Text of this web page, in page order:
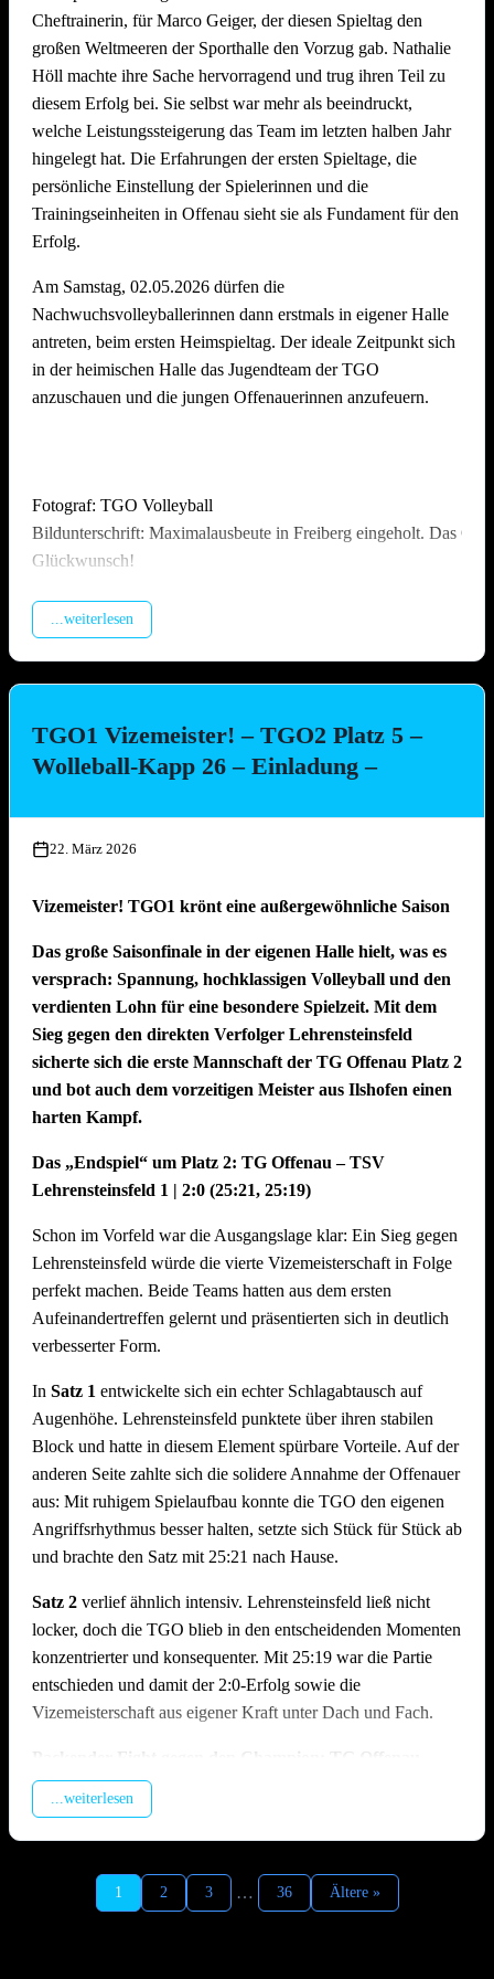
Wir freuen uns schon jetzt auf den5. Offenauer
Beachvolleyball Cup Ende Juni 2027– und hoffen, euch
alle (wieder) auf dem Sand begrüßen zu dürfen!
Cheftrainerin, für Marco Geiger, der diesen Spieltag den
großen Weltmeeren der Sporthalle den Vorzug gab. Nathalie
Höll machte ihre Sache hervorragend und trug ihren Teil zu
diesem Erfolg bei. Sie selbst war mehr als beeindruckt,
welche Leistungssteigerung das Team im letzten halben Jahr
hingelegt hat. Die Erfahrungen der ersten Spieltage, die
persönliche Einstellung der Spielerinnen und die
Trainingseinheiten in Offenau sieht sie als Fundament für den
Erfolg.
Am Samstag, 02.05.2026 dürfen die
Nachwuchsvolleyballerinnen dann erstmals in eigener Halle
antreten, beim ersten Heimspieltag. Der ideale Zeitpunkt sich
in der heimischen Halle das Jugendteam der TGO
anzuschauen und die jungen Offenauerinnen anzufeuern.
Fotograf: TGO Volleyball
Bildunterschrift: Maximalausbeute in Freiberg eingeholt. Das
Glückwunsch!
...weiterlesen
TGO1 Vizemeister! – TGO2 Platz 5 –
Wolleball-Kapp 26 – Einladung –
22. März 2026
Vizemeister! TGO1 krönt eine außergewöhnliche Saison
Das große Saisonfinale in der eigenen Halle hielt, was es
versprach: Spannung, hochklassigen Volleyball und den
verdienten Lohn für eine besondere Spielzeit. Mit dem
Sieg gegen den direkten Verfolger Lehrensteinsfeld
sicherte sich die erste Mannschaft der TG Offenau Platz 2
und bot auch dem vorzeitigen Meister aus Ilshofen einen
harten Kampf.
Das „Endspiel“ um Platz 2: TG Offenau – TSV
Lehrensteinsfeld 1 | 2:0 (25:21, 25:19)
Schon im Vorfeld war die Ausgangslage klar: Ein Sieg gegen
Lehrensteinsfeld würde die vierte Vizemeisterschaft in Folge
perfekt machen. Beide Teams hatten aus dem ersten
Aufeinandertreffen gelernt und präsentierten sich in deutlich
verbesserter Form.
In Satz 1 entwickelte sich ein echter Schlagabtausch auf
Augenhöhe. Lehrensteinsfeld punktete über ihren stabilen
Block und hatte in diesem Element spürbare Vorteile. Auf der
anderen Seite zahlte sich die solidere Annahme der Offenauer
aus: Mit ruhigem Spielaufbau konnte die TGO den eigenen
Angriffsrhythmus besser halten, setzte sich Stück für Stück ab
und brachte den Satz mit 25:21 nach Hause.
Satz 2 verlief ähnlich intensiv. Lehrensteinsfeld ließ nicht
locker, doch die TGO blieb in den entscheidenden Momenten
konzentrierter und konsequenter. Mit 25:19 war die Partie
entschieden und damit der 2:0-Erfolg sowie die
Vizemeisterschaft aus eigener Kraft unter Dach und Fach.
Packender Fight gegen den Champion: TG Offenau –
TSV Ilshofen | 1:2 (19:25, 25:23, 18:25)
Satz 1 geriet die TGO früh in Rückstand, da der enorme
Aufschlagsdruck der Gäste den Spielaufbau erschwerte und
...weiterlesen
1 2 3 … 36 Ältere »